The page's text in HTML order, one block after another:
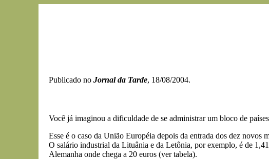
Publicado no Jornal da Tarde, 18/08/2004.
Você já imaginou a dificuldade de se administrar um bloco de
Esse é o caso da União Européia depois da entrada dos dez
O salário industrial da Lituânia e da Letônia, por exemplo, é de
Alemanha onde chega a 20 euros (ver tabela).